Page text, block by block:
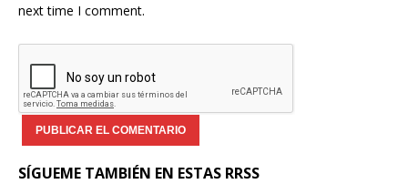
next time I comment.
SÍGUEME TAMBIÉN EN ESTAS RRSS